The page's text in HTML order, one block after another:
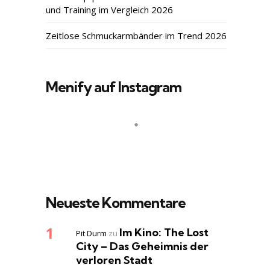
und Training im Vergleich 2026
Zeitlose Schmuckarmbänder im Trend 2026
Menify auf Instagram
Neueste Kommentare
Pit Durm zu Im Kino: The Lost
City – Das Geheimnis der
verloren Stadt